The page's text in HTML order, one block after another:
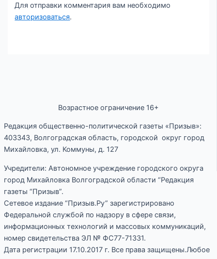
Для отправки комментария вам необходимо
авторизоваться.
Возрастное ограничение 16+
Редакция общественно-политической газеты «Призыв»:
403343, Волгоградская область, городской округ город
Михайловка, ул. Коммуны, д. 127
Учредители: Автономное учреждение городского округа
город Михайловка Волгоградской области “Редакция
газеты “Призыв”.
Сетевое издание “Призыв.Ру” зарегистрировано
Федеральной службой по надзору в сфере связи,
информационных технологий и массовых коммуникаций,
номер свидетельства ЭЛ № ФС77-71331.
Дата регистрации 17.10.2017 г. Все права защищены.Любое